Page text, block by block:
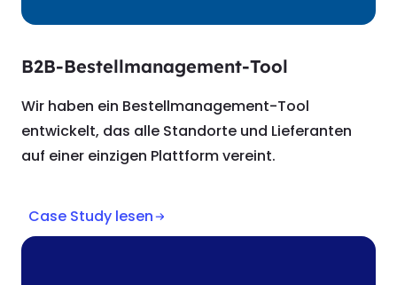
B2B-Bestellmanagement-Tool
Wir haben ein Bestellmanagement-Tool
entwickelt, das alle Standorte und Lieferanten
auf einer einzigen Plattform vereint.
Case Study lesen